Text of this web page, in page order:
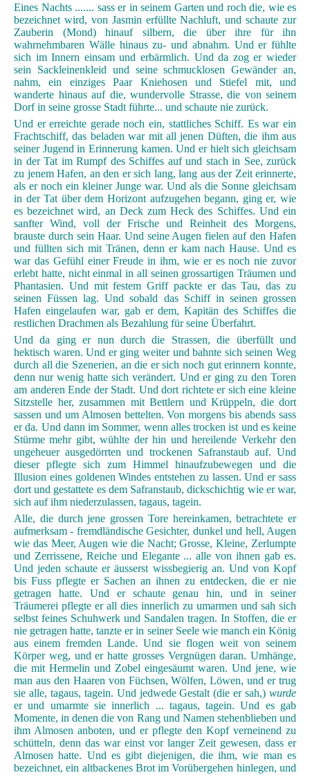
Eines Nachts ....... sass er in seinem Garten und roch die, wie es
bezeichnet wird, von Jasmin erfüllte Nachluft, und schaute zur
Zauberin (Mond) hinauf silbern, die über ihre für ihn
wahrnehmbaren Wälle hinaus zu- und abnahm. Und er fühlte
sich im Innern einsam und erbärmlich. Und da zog er wieder
sein Sackleinenkleid und seine schmucklosen Gewänder an,
nahm, ein einziges Paar Kniehosen und Stiefel mit, und
wanderte hinaus auf die, wundervolle Strasse, die von seinem
Dorf in seine grosse Stadt führte... und schaute nie zurück.
Und er erreichte gerade noch ein, stattliches Schiff. Es war ein
Frachtschiff, das beladen war mit all jenen Düften, die ihm aus
seiner Jugend in Erinnerung kamen. Und er hielt sich gleichsam
in der Tat im Rumpf des Schiffes auf und stach in See, zurück
zu jenem Hafen, an den er sich lang, lang aus der Zeit erinnerte,
als er noch ein kleiner Junge war. Und als die Sonne gleichsam
in der Tat über dem Horizont aufzugehen begann, ging er, wie
es bezeichnet wird, an Deck zum Heck des Schiffes. Und ein
sanfter Wind, voll der Frische und Reinheit des Morgens,
brauste durch sein Haar. Und seine Augen fielen auf den Hafen
und füllten sich mit Tränen, denn er kam nach Hause. Und es
war das Gefühl einer Freude in ihm, wie er es noch nie zuvor
erlebt hatte, nicht einmal in all seinen grossartigen Träumen und
Phantasien. Und mit festem Griff packte er das Tau, das zu
seinen Füssen lag. Und sobald das Schiff in seinen grossen
Hafen eingelaufen war, gab er dem, Kapitän des Schiffes die
restlichen Drachmen als Bezahlung für seine Überfahrt.
Und da ging er nun durch die Strassen, die überfüllt und
hektisch waren. Und er ging weiter und bahnte sich seinen Weg
durch all die Szenerien, an die er sich noch gut erinnern konnte,
denn nur wenig hatte sich verändert. Und er ging zu den Toren
am anderen Ende der Stadt. Und dort richtete er sich eine kleine
Sitzstelle her, zusammen mit Bettlern und Krüppeln, die dort
sassen und um Almosen bettelten. Von morgens bis abends sass
er da. Und dann im Sommer, wenn alles trocken ist und es keine
Stürme mehr gibt, wühlte der hin und hereilende Verkehr den
ungeheuer ausgedörrten und trockenen Safranstaub auf. Und
dieser pflegte sich zum Himmel hinaufzubewegen und die
Illusion eines goldenen Windes entstehen zu lassen. Und er sass
dort und gestattete es dem Safranstaub, dickschichtig wie er war,
sich auf ihm niederzulassen, tagaus, tagein.
Alle, die durch jene grossen Tore hereinkamen, betrachtete er
aufmerksam - fremdländische Gesichter, dunkel und hell, Augen
wie das Meer, Augen wie die Nacht; Grosse, Kleine, Zerlumpte
und Zerrissene, Reiche und Elegante ... alle von ihnen gab es.
Und jeden schaute er äusserst wissbegierig an. Und von Kopf
bis Fuss pflegte er Sachen an ihnen zu entdecken, die er nie
getragen hatte. Und er schaute genau hin, und in seiner
Träumerei pflegte er all dies innerlich zu umarmen und sah sich
selbst feines Schuhwerk und Sandalen tragen. In Stoffen, die er
nie getragen hatte, tanzte er in seiner Seele wie manch ein König
aus einem fremden Lande. Und sie flogen weit von seinem
Körper weg, und er hatte grosses Vergnügen daran. Umhänge,
die mit Hermelin und Zobel eingesäumt waren. Und jene, wie
man aus den Haaren von Füchsen, Wölfen, Löwen, und er trug
sie alle, tagaus, tagein. Und jedwede Gestalt (die er sah,) wurde
er und umarmte sie innerlich ... tagaus, tagein. Und es gab
Momente, in denen die von Rang und Namen stehenblieben und
ihm Almosen anboten, und er pflegte den Kopf verneinend zu
schütteln, denn das war einst vor langer Zeit gewesen, dass er
Almosen hatte. Und es gibt diejenigen, die ihm, wie man es
bezeichnet, ein altbackenes Brot im Vorübergehen hinlegen, und